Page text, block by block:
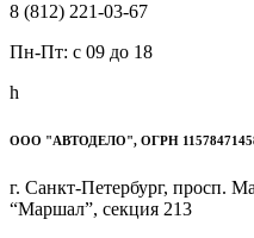
8 (812) 221-03-67
Пн-Пт: c 09 до 18
h
ООО "АВТОДЕЛО", ОГРН
г. Санкт-Петербург, просп.
“Маршал”, секция 213